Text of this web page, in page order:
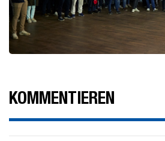
KOMMENTIEREN